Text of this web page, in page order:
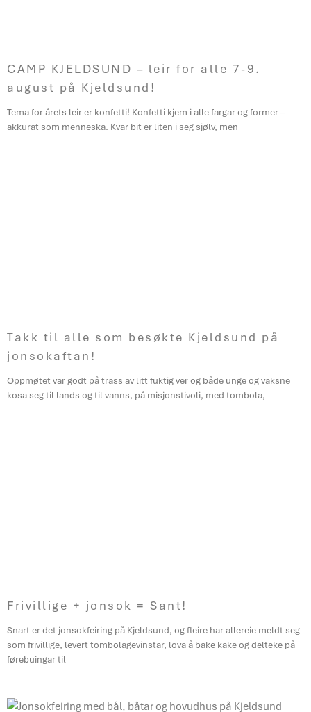
CAMP KJELDSUND – leir for alle 7-9.
august på Kjeldsund!
Tema for årets leir er konfetti! Konfetti kjem i alle fargar og former –
akkurat som menneska. Kvar bit er liten i seg sjølv, men
Takk til alle som besøkte Kjeldsund på
jonsokaftan!
Oppmøtet var godt på trass av litt fuktig ver og både unge og vaksne
kosa seg til lands og til vanns, på misjonstivoli, med tombola,
Frivillige + jonsok = Sant!
Snart er det jonsokfeiring på Kjeldsund, og fleire har allereie meldt seg
som frivillige, levert tombolagevinstar, lova å bake kake og delteke på
førebuingar til